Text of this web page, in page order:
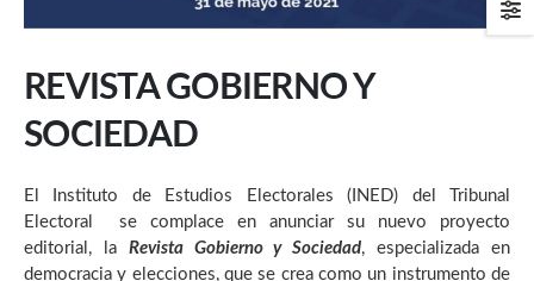
REVISTA GOBIERNO Y
SOCIEDAD
El Instituto de Estudios Electorales (INED) del Tribunal
Electoral se complace en anunciar su nuevo proyecto
editorial, la Revista Gobierno y Sociedad, especializada en
democracia y elecciones, que se crea como un instrumento de